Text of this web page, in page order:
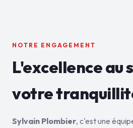
NOTRE ENGAGEMENT
L'excellence au
votre
Sylvain Plombier, c'est une